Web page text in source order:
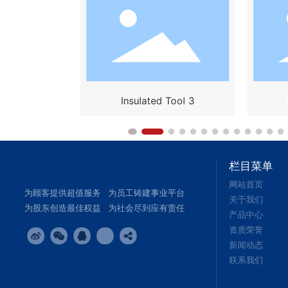
Insulated Tool 3
为顾客提供超值服务 为员工铸建事业平台
为股东创造最佳权益 为社会尽到应有责任
栏目菜单
网站首页
关于我们
产品中心
资质荣誉
新闻动态
联系我们